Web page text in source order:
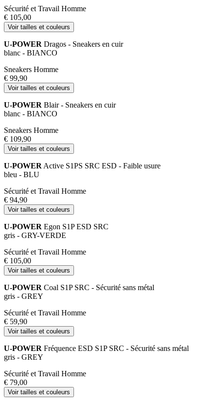
Sécurité et Travail Homme
€ 105,00
Voir tailles et couleurs
U-POWER Dragos - Sneakers en cuir
blanc - BIANCO
Sneakers Homme
€ 99,90
Voir tailles et couleurs
U-POWER Blair - Sneakers en cuir
blanc - BIANCO
Sneakers Homme
€ 109,90
Voir tailles et couleurs
U-POWER Active S1PS SRC ESD - Faible usure
bleu - BLU
Sécurité et Travail Homme
€ 94,90
Voir tailles et couleurs
U-POWER Egon S1P ESD SRC
gris - GRY-VERDE
Sécurité et Travail Homme
€ 105,00
Voir tailles et couleurs
U-POWER Coal S1P SRC - Sécurité sans métal
gris - GREY
Sécurité et Travail Homme
€ 59,90
Voir tailles et couleurs
U-POWER Fréquence ESD S1P SRC - Sécurité sans métal
gris - GREY
Sécurité et Travail Homme
€ 79,00
Voir tailles et couleurs